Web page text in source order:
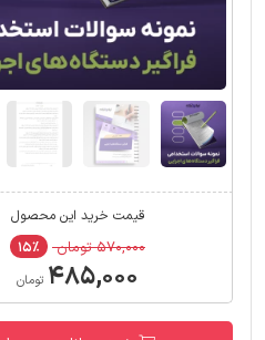
قیمت خرید این محصول
۵۷۰,۰۰۰ تومان ۱۵٪
۴۸۵,۰۰۰ تومان